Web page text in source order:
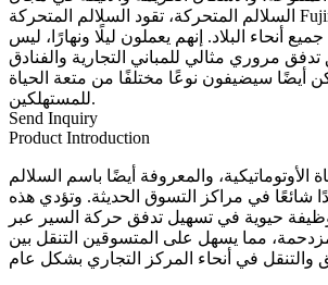
السلالم المتحركة، تقود السلالم المتحركة Fujim FJE الاتجاه الجديد
أنحاء البلاد. إنهم يعملون ليلًا ونهارًا، ليس
مروري مثالي للمباني التجارية والفنادق
أيضًا سيضيفون نوعًا مختلفًا من متعة الحياة
للمستهلكين.
Send Inquiry
Product Introduction
الأوتوماتيكية، والمعروفة أيضًا باسم السلالم
شائعًا في مراكز التسوق الحديثة. وتؤدي هذه
حيوية في تسهيل تدفق حركة السير عبر
مما يسهل على المتسوقين التنقل بين